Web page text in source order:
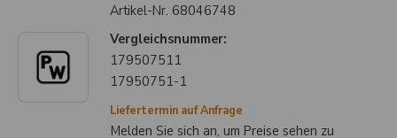
Artikel-Nr. 68046748
Vergleichsnummer:
179507511
17950751-1
Liefertermin auf Anfrage
Melden Sie sich an, um Preise sehen zu